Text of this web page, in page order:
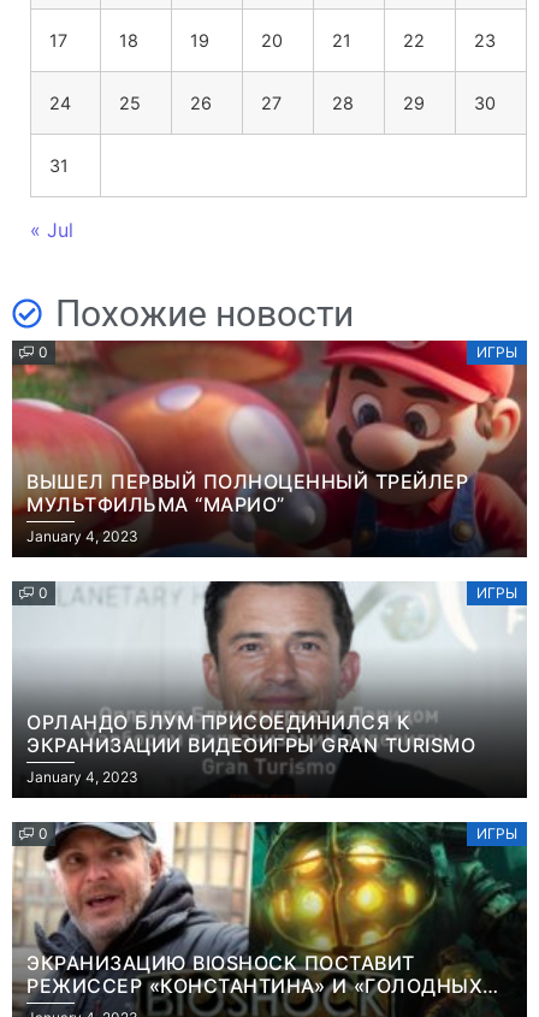
17 18 19 20 21 22 23
24 25 26 27 28 29 30
31
« Jul
Похожие новости
0 ИГРЫ
ВЫШЕЛ ПЕРВЫЙ ПОЛНОЦЕННЫЙ ТРЕЙЛЕР
МУЛЬТФИЛЬМА “МАРИО”
January 4, 2023
0 ИГРЫ
ОРЛАНДО БЛУМ ПРИСОЕДИНИЛСЯ К
ЭКРАНИЗАЦИИ ВИДЕОИГРЫ GRAN TURISMO
January 4, 2023
0 ИГРЫ
ЭКРАНИЗАЦИЮ BIOSHOCK ПОСТАВИТ
РЕЖИССЕР «КОНСТАНТИНА» И «ГОЛОДНЫХ
ИГР»